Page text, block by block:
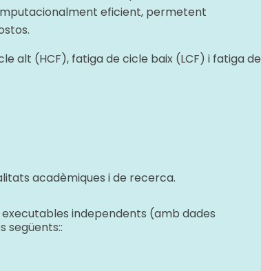
eficient, permetent
alt (HCF), fatiga de cicle baix (LCF) i fatiga de
acadèmiques i de recerca.
independents (amb dades
següents::